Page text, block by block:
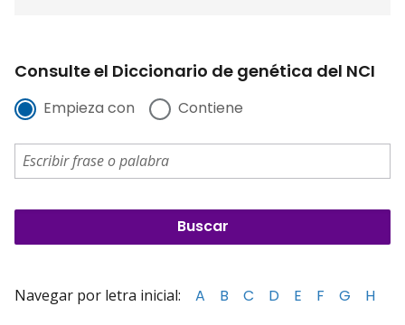
Consulte el Diccionario de genética del NCI
Empieza con Contiene
Navegar por letra inicial: A B C D E F G
H